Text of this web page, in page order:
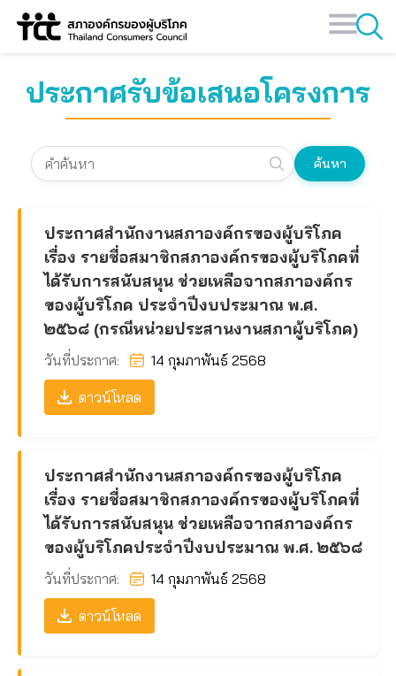
Skip
ประกาศรับข้อเสนอโครงการ
ค้นหา
ประกาศสํานักงานสภาองค์กรของผู้บริโภค
เรื่อง รายชื่อสมาชิกสภาองค์กรของผู้บริโภคที่
ได้รับการสนับสนุน ช่วยเหลือจากสภาองค์กร
ของผู้บริโภค ประจําปีงบประมาณ พ.ศ.
๒๕๖๘ (กรณีหน่วยประสานงานสภาผู้บริโภค)
วันที่ประกาศ: 14 กุมภาพันธ์ 2568
ดาวน์โหลด
ประกาศสํานักงานสภาองค์กรของผู้บริโภค
เรื่อง รายชื่อสมาชิกสภาองค์กรของผู้บริโภคที่
ได้รับการสนับสนุน ช่วยเหลือจากสภาองค์กร
ของผู้บริโภคประจําปีงบประมาณ พ.ศ. ๒๕๖๘
วันที่ประกาศ: 14 กุมภาพันธ์ 2568
ดาวน์โหลด